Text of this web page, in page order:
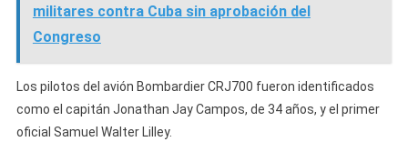
militares contra Cuba sin aprobación del
Congreso
Los pilotos del avión Bombardier CRJ700 fueron identificados
como el capitán Jonathan Jay Campos, de 34 años, y el primer
oficial Samuel Walter Lilley.